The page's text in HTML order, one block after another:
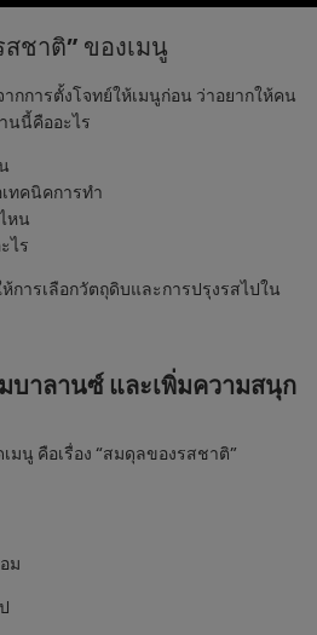
สชาติ” ของเมนู
กการตั้งโจทย์ให้เมนูก่อน ว่าอยากให้คน
นนี้คืออะไร
ทคนิคการทำ
หน
ไร
การเลือกวัตถุดิบและการปรุงรสไปใน
บาลานซ์ และเพิ่มความสนุก
นู คือเรื่อง “สมดุลของรสชาติ”
ม